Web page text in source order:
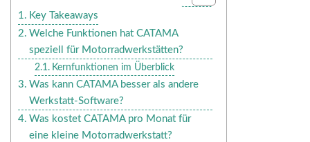
Key Takeaways
Welche Funktionen hat CATAMA
speziell für Motorradwerkstätten?
Kernfunktionen im Überblick
Was kann CATAMA besser als andere
Werkstatt-Software?
Was kostet CATAMA pro Monat für
eine kleine Motorradwerkstatt?